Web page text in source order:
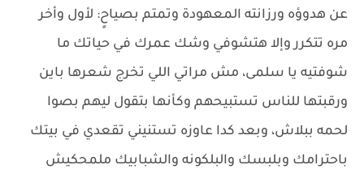
عن هدوؤه ورزانته المعهودة وتمتم بصياحٍ: لأول وأخر
مره تتكرر وإلا هتشوفي وشك عمرك في حياتك ما
شوفتيه يا سلمى، مش مراتي اللي تخرج شعرها باين
ورقبتها للناس تستبيحهم وكأنها بتقول ليهم بصوا
لحمه ببلاش، وبعد كدا عاوزه تستنيني تقعدي في بيتك
باحترامك وبلبسك والبلكونه والشبابيك ملمحكيش